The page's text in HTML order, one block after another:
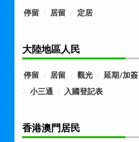
停留 居留 定居
大陸地區人民
停留 居留 觀光 延期/加簽
小三通 入國登記表
香港澳門居民